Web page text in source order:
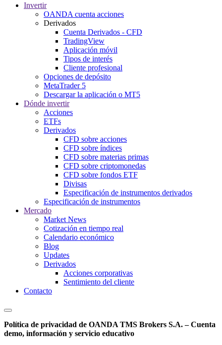
Invertir
OANDA cuenta acciones
Derivados
Cuenta Derivados - CFD
TradingView
Aplicación móvil
Tipos de interés
Cliente profesional
Opciones de depósito
MetaTrader 5
Descargar la aplicación o MT5
Dónde invertir
Acciones
ETFs
Derivados
CFD sobre acciones
CFD sobre índices
CFD sobre materias primas
CFD sobre criptomonedas
CFD sobre fondos ETF
Divisas
Especificación de instrumentos derivados
Especificación de instrumentos
Mercado
Market News
Cotización en tiempo real
Calendario económico
Blog
Updates
Derivados
Acciones corporativas
Sentimiento del cliente
Contacto
Política de privacidad de OANDA TMS Brokers S.A. – Cuenta
demo, información y servicio educativo